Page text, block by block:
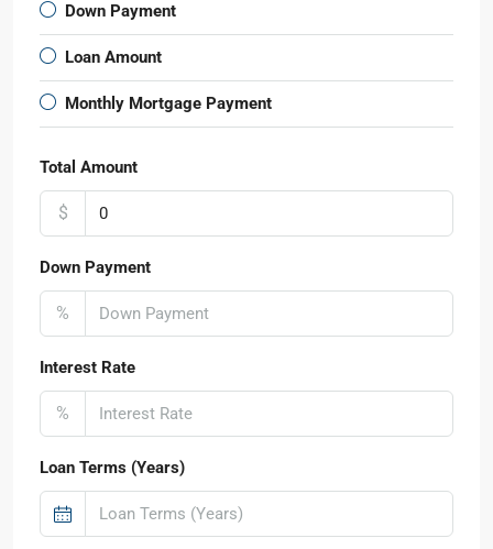
Down Payment
Loan Amount
Monthly Mortgage Payment
Total Amount
$
Down Payment
%
Interest Rate
%
Loan Terms (Years)